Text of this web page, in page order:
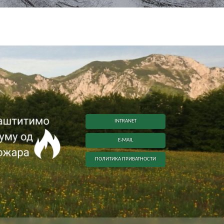
INTRANET
E-MAIL
ПОЛИТИКА ПРИВАТНОСТИ